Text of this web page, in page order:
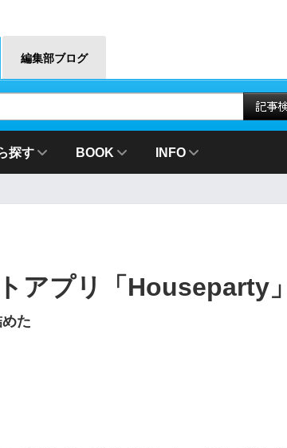
編集部ブログ
探す BOOK INFO
アプリ「Houseparty」
た